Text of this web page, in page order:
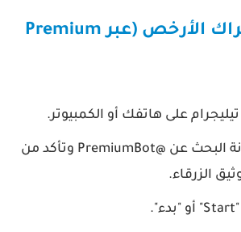
خطوات الاشتراك الأرخص (عبر Premium
على هاتفك أو الكمبيوتر.
البحث عن@PremiumBot
وتأكد من
الزرقاء.